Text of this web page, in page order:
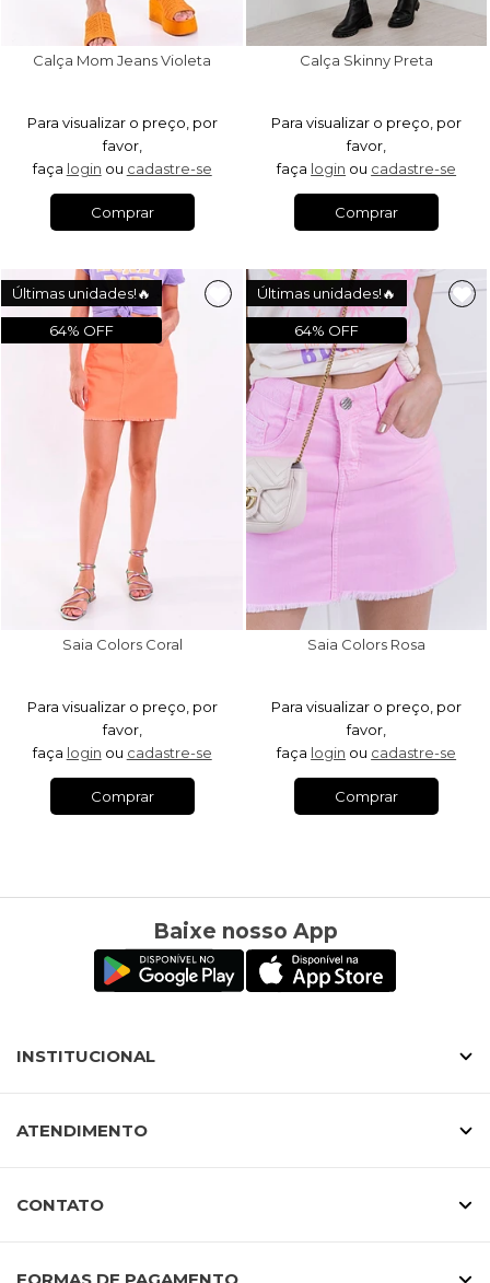
Calça Mom Jeans Violeta
Para visualizar o preço, por
favor,
faça login ou cadastre-se
Comprar
Calça Skinny Preta
Para visualizar o preço, por
favor,
faça login ou cadastre-se
Comprar
Últimas unidades!🔥
64% OFF
Saia Colors Coral
Para visualizar o preço, por
favor,
faça login ou cadastre-se
Comprar
Últimas unidades!🔥
64% OFF
Saia Colors Rosa
Para visualizar o preço, por
favor,
faça login ou cadastre-se
Comprar
Baixe nosso App
INSTITUCIONAL
ATENDIMENTO
CONTATO